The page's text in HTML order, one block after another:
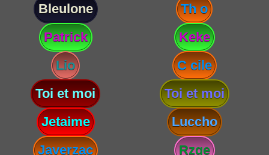
Bleulone
Th o
Patrick
Keke
Lio
C cile
Toi et moi
Toi et moi
Jetaime
Luccho
Javerzac
Rzge